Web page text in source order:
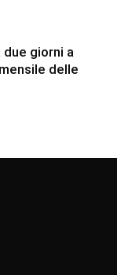
giorni a
delle